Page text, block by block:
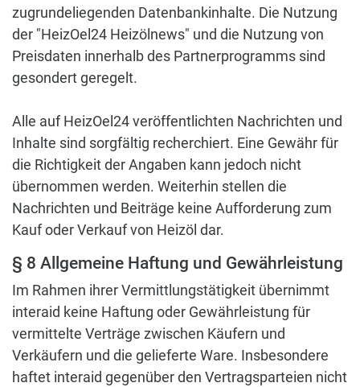
zugrundeliegenden Datenbankinhalte. Die Nutzung
der "HeizOel24 Heizölnews" und die Nutzung von
Preisdaten innerhalb des Partnerprogramms sind
gesondert geregelt.
Alle auf HeizOel24 veröffentlichten Nachrichten und
Inhalte sind sorgfältig recherchiert. Eine Gewähr für
die Richtigkeit der Angaben kann jedoch nicht
übernommen werden. Weiterhin stellen die
Nachrichten und Beiträge keine Aufforderung zum
Kauf oder Verkauf von Heizöl dar.
§ 8 Allgemeine Haftung und Gewährleistung
Im Rahmen ihrer Vermittlungstätigkeit übernimmt
interaid keine Haftung oder Gewährleistung für
vermittelte Verträge zwischen Käufern und
Verkäufern und die gelieferte Ware. Insbesondere
haftet interaid gegenüber den Vertragsparteien nicht